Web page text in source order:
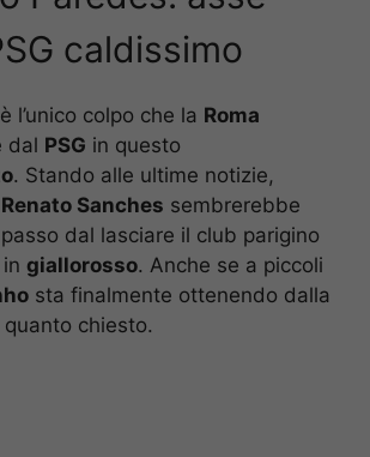
caldissimo
l’unico colpo che la Roma
dal PSG in questo
. Stando alle ultime notizie,
Renato Sanches sembrerebbe
dal lasciare il club parigino
giallorosso. Anche se a piccoli
sta finalmente ottenendo dalla
chiesto.